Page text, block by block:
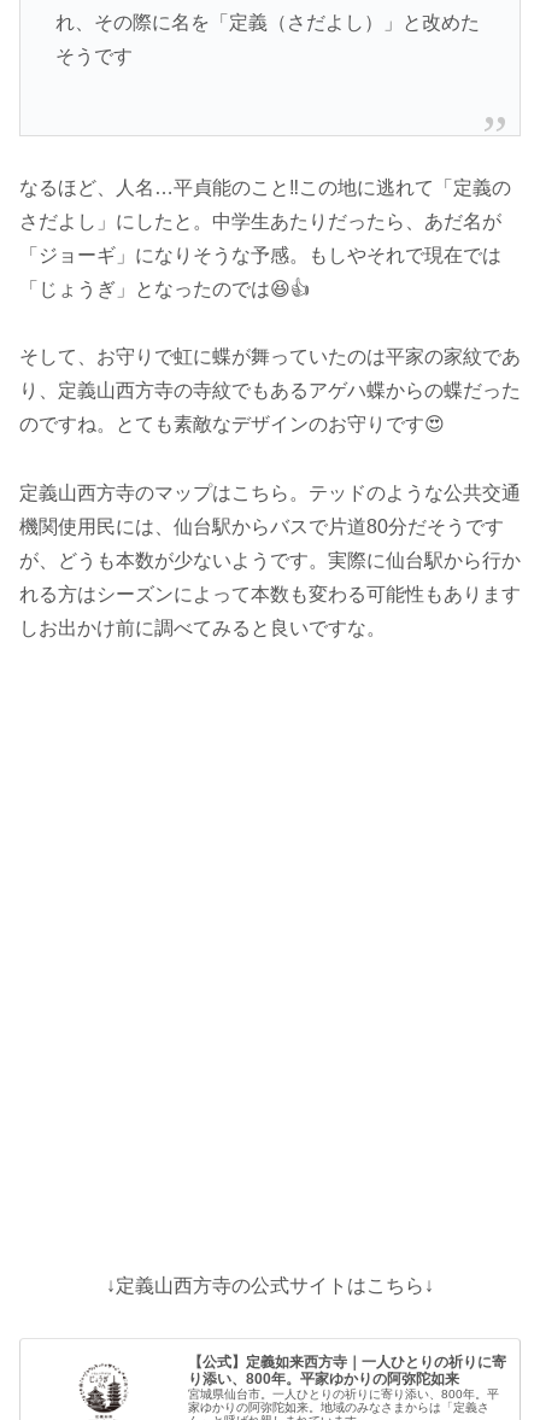
れ、その際に名を「定義（さだよし）」と改めた
そうです
なるほど、人名…平貞能のこと‼️この地に逃れて「定義の
さだよし」にしたと。中学生あたりだったら、あだ名が
「ジョーギ」になりそうな予感。もしやそれで現在では
「じょうぎ」となったのでは😆👍
そして、お守りで虹に蝶が舞っていたのは平家の家紋であ
り、定義山西方寺の寺紋でもあるアゲハ蝶からの蝶だった
のですね。とても素敵なデザインのお守りです😍
定義山西方寺のマップはこちら。テッドのような公共交通
機関使用民には、仙台駅からバスで片道80分だそうです
が、どうも本数が少ないようです。実際に仙台駅から行か
れる方はシーズンによって本数も変わる可能性もあります
しお出かけ前に調べてみると良いですな。
↓定義山西方寺の公式サイトはこちら↓
【公式】定義如来西方寺｜一人ひとりの祈りに寄
り添い、800年。平家ゆかりの阿弥陀如来
宮城県仙台市。一人ひとりの祈りに寄り添い、800年。平
家ゆかりの阿弥陀如来。地域のみなさまからは「定義さ